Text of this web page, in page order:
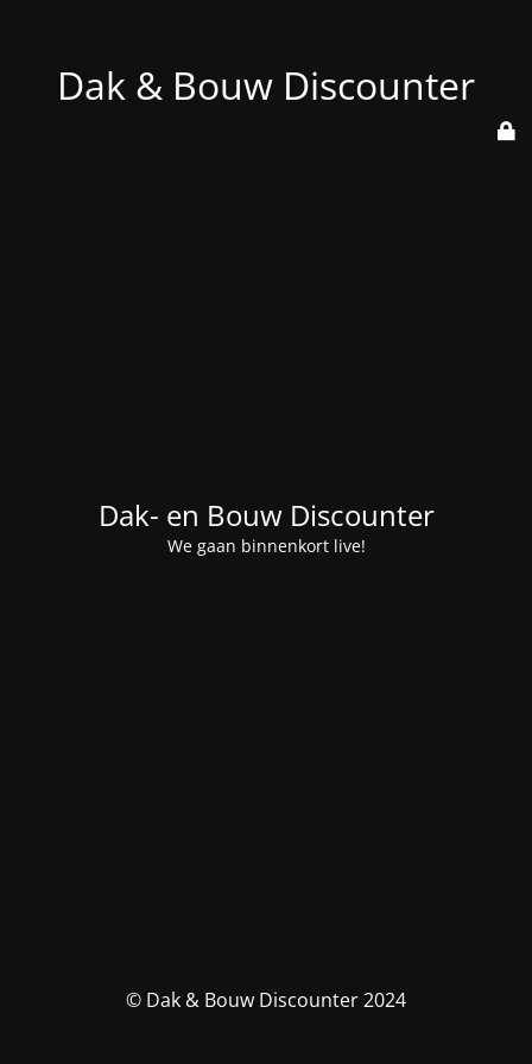
Dak & Bouw Discounter
Dak- en Bouw Discounter
We gaan binnenkort live!
© Dak & Bouw Discounter 2024